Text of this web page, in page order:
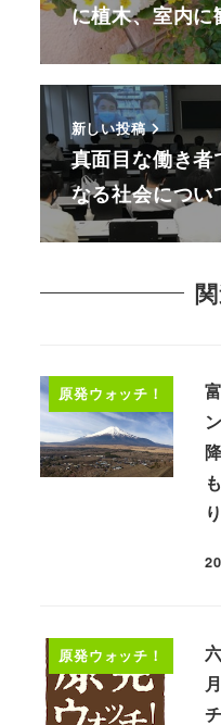
に植木、室内
新しい投稿
真面目な働き
なる社会につ
原発ウォッチ！
り
原発ウォッチ！